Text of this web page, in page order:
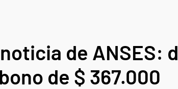
de ANSES:
de $ 367.000